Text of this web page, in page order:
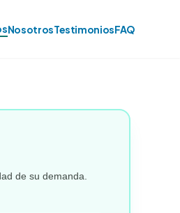
NosotrosTestimoniosFAQ
de su demanda.